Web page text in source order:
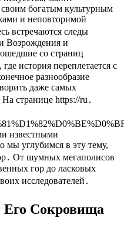
богатым культурным
и неповторимой
встречаются следы
Возрождения и
со страниц
история переплетается с
разнообразие
даже самых
странице https://ru․
известными
мы углубимся в эту тему,
От шумных мегаполисов
гор до ласковых
исследователей․
Его Сокровища